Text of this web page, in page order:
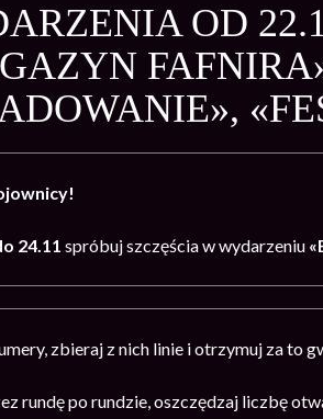
OD
24.11 spróbuj szczęścia w wydarzeniu
zbieraj z nich linie i otrzymuj za to
rundę po rundzie, oszczędzaj liczbę